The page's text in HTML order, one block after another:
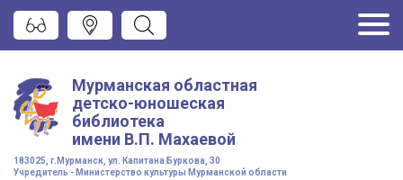
Мурманская областная
детско-юношеская
библиотека
имени В.П. Махаевой
183025, г.Мурманск, ул. Капитана Буркова, 30
Учредитель - Министерство культуры Мурманской области